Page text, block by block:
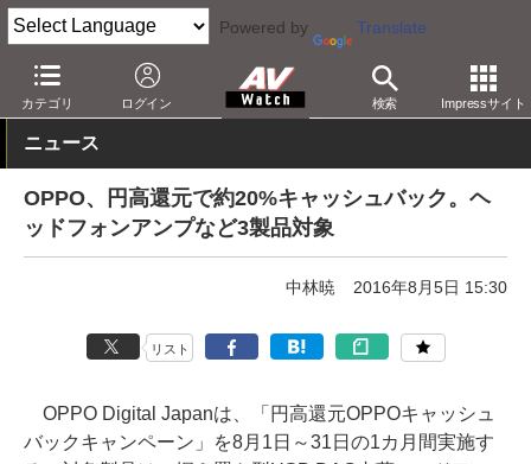
Powered by Translate
カテゴリ ログイン 検索 Impressサイト
AV Watch 製品 USB DAC OPPO
ニュース
OPPO、円高還元で約20%キャッシュバック。ヘ
ッドフォンアンプなど3製品対象
中林暁 2016年8月5日 15:30
リスト
OPPO Digital Japanは、「円高還元OPPOキャッシュ
バックキャンペーン」を8月1日～31日の1カ月間実施す